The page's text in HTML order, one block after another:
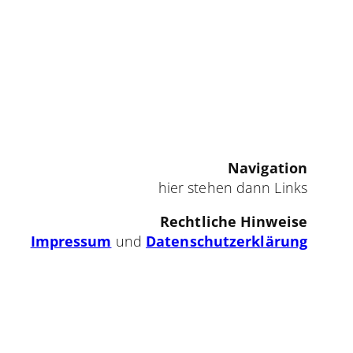
Navigation
hier stehen dann Links
Rechtliche Hinweise
Impressum und Datenschutzerklärung